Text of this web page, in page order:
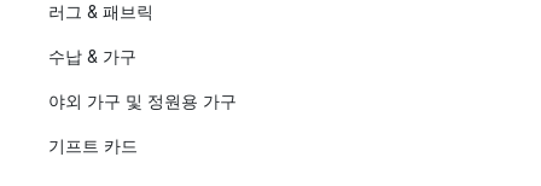
러그 & 패브릭
수납 & 가구
야외 가구 및 정원용 가구
기프트 카드